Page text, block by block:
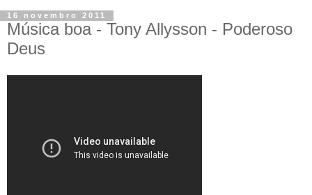
16 novembro 2011
Música boa - Tony Allysson - Poderoso
Deus